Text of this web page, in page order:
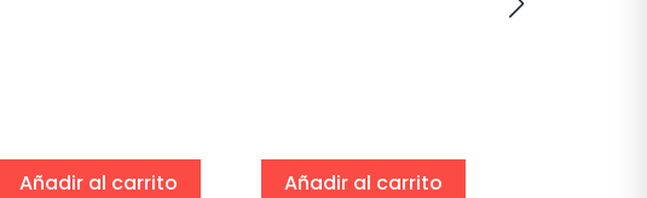
Añadir al carrito Añadir al carrito